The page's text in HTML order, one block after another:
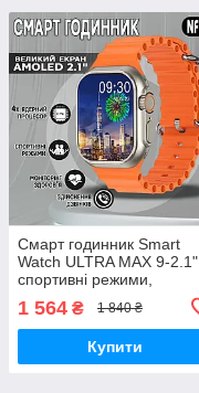
Смарт годинник Smart
Watch ULTRA MAX 9-2.1"
спортивні режими,
цілодобовий моніторинг
здоров'я Orange
1 564 ₴ 1 840 ₴
Купити